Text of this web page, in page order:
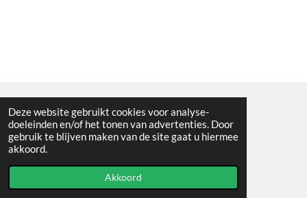
Deze website gebruikt cookies voor analyse-
doeleinden en/of het tonen van advertenties. Door
gebruik te blijven maken van de site gaat u hiermee
akkoord.
Akkoord
Algemene voorwaarden
© 2021 - RC en mineralenshop Het vlinderpad